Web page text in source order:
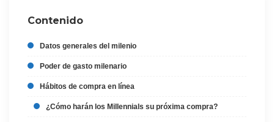
Contenido
Datos generales del milenio
Poder de gasto milenario
Hábitos de compra en línea
¿Cómo harán los Millennials su próxima compra?